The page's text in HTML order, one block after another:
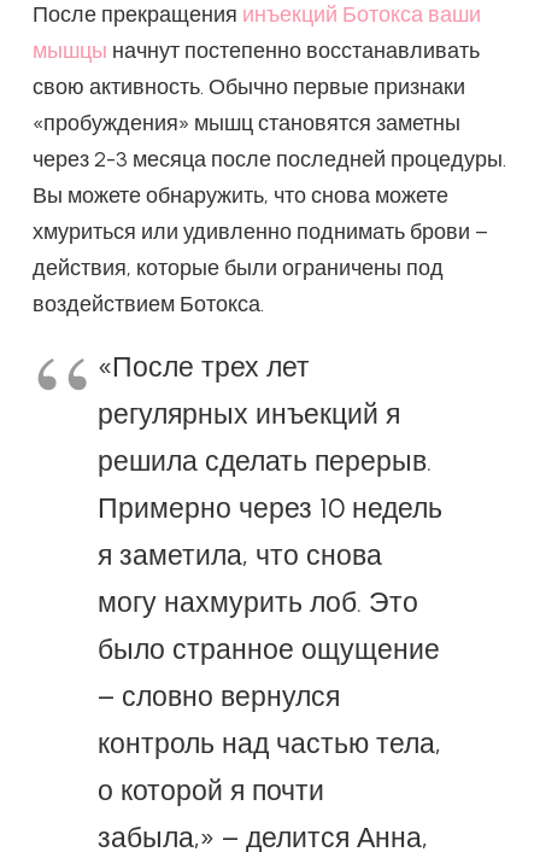
После прекращения инъекций Ботокса ваши
мышцы начнут постепенно восстанавливать
свою активность. Обычно первые признаки
«пробуждения» мышц становятся заметны
через 2-3 месяца после последней процедуры.
Вы можете обнаружить, что снова можете
хмуриться или удивленно поднимать брови –
действия, которые были ограничены под
воздействием Ботокса.
«После трех лет
регулярных инъекций я
решила сделать перерыв.
Примерно через 10 недель
я заметила, что снова
могу нахмурить лоб. Это
было странное ощущение
– словно вернулся
контроль над частью тела,
о которой я почти
забыла,» – делится Анна,